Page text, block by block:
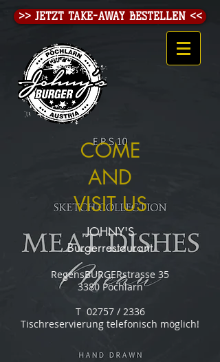
>> JETZT TAKE-AWAY BESTELLEN <<
COME
AND
VISIT US
JOHNY'S
Burgerrestaurant
RegensBURGERstrasse 35
3380 Pöchlarn
T 02757 / 2336
Tischreservierung telefonisch möglich!